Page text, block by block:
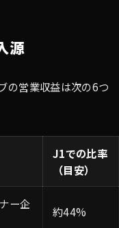
源
の営業収益は次の6つ
J1での比率
（目安）
ー企
約44%